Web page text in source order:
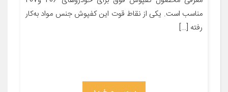
مناسب است. یکی از نقاط قوت این کفپوش جنس مواد به‌کار
رفته […]